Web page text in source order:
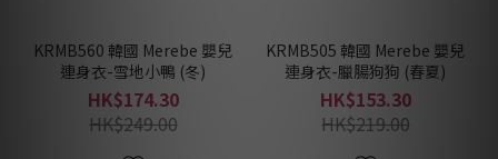
KRMB560 韓國 Merebe 嬰兒
連身衣-雪地小鴨 (冬)
HK$174.30
HK$249.00
KRMB505 韓國 Merebe 嬰兒
連身衣-臘腸狗狗 (春夏)
HK$153.30
HK$219.00